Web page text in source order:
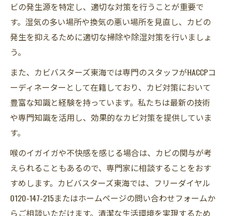
ビの発生源を特定し、適切な対策を行うことが重要で
す。湿気の多い場所や換気の悪い場所を見直し、カビの
発生を抑えるために適切な掃除や除湿対策を行いましょ
う。
また、カビバスターズ東海では専門のスタッフがHACCPコ
ーディネーターとして在籍しており、カビ対策において
豊富な知識と経験を持っています。私たちは最新の技術
や専門知識を活用し、効果的なカビ対策を提供していま
す。
喉のイガイガや不快感を感じる場合は、カビの関与が考
えられることもあるので、専門家に相談することをおす
すめします。カビバスターズ東海では、フリーダイヤル
0120-147-215またはホームページの問い合わせフォームか
らご相談いただけます。清潔な生活環境を実現するため